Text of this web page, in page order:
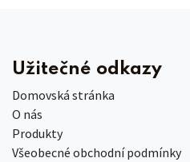
Užitečné odkazy
Domovská stránka
O nás
Produkty
Všeobecné obchodní podmínky